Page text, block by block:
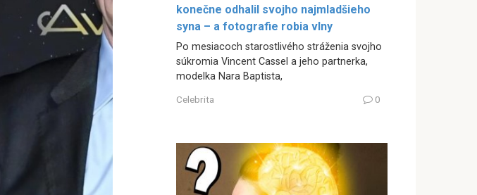
konečne odhalil svojho najmladšieho
syna – a fotografie robia vlny
Po mesiacoch starostlivého stráženia svojho
súkromia Vincent Cassel a jeho partnerka,
modelka Nara Baptista,
Celebrita 0